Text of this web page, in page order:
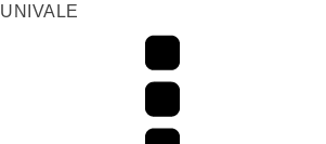
UNIVALE